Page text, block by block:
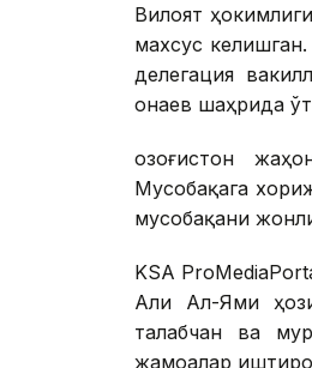
Вилоят
махсус
делегация
Қонаев шаҳрида
Қозоғистон
Мусобақага
мусобақани
KSA
Али Ал-Ями
талабчан ва
жамоалар